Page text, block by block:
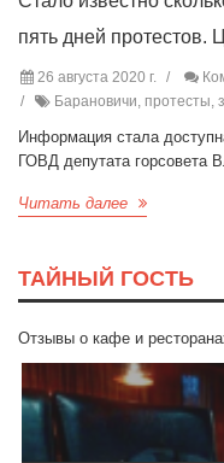
пять дней протестов.
26 августа 2020 г.
Барановичи, протесты,
Информация стала
ГОВД депутата горсовета
Читать далее
ТАЙНЫЙ ГОСТЬ
Отзывы о кафе и